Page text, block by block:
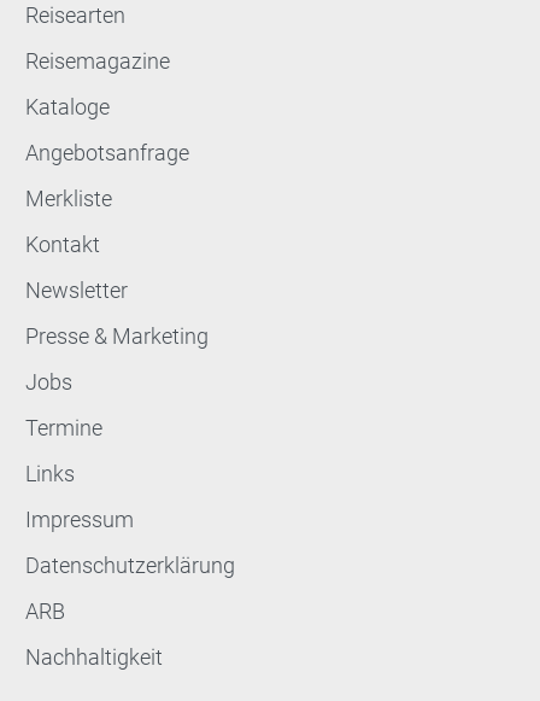
Reisearten
Reisemagazine
Kataloge
Angebotsanfrage
Merkliste
Kontakt
Newsletter
Presse & Marketing
Jobs
Termine
Links
Impressum
Datenschutzerklärung
ARB
Nachhaltigkeit